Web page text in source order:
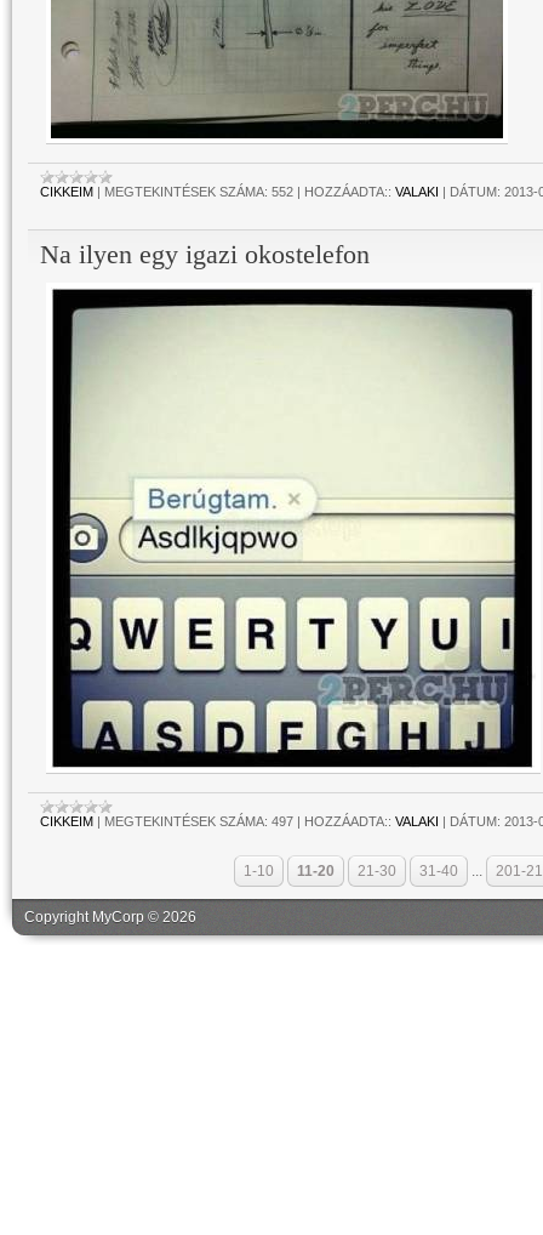
CIKKEIM | MEGTEKINTÉSEK SZÁMA: 552 | HOZZÁADTA:: VALAKI | DÁTUM: 2013-
Na ilyen egy igazi okostelefon
CIKKEIM | MEGTEKINTÉSEK SZÁMA: 497 | HOZZÁADTA:: VALAKI | DÁTUM: 2013-
1-10 11-20 21-30 31-40 ... 201-
Copyright MyCorp © 2026